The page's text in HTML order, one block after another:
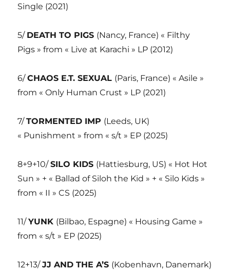
Single (2021)
5/ DEATH TO PIGS (Nancy, France) « Filthy
Pigs » from « Live at Karachi » LP (2012)
6/CHAOS E.T. SEXUAL (Paris, France) « Asile »
from « Only Human Crust » LP (2021)
7/TORMENTED IMP (Leeds, UK)
« Punishment » from « s/t » EP (2025)
8+9+10/SILO KIDS (Hattiesburg, US) « Hot Hot
Sun » + « Ballad of Siloh the Kid » + « Silo Kids »
from « II » CS (2025)
11/YUNK (Bilbao, Espagne) « Housing Game »
from « s/t » EP (2025)
12+13/JJ AND THE A’S (Kobenhavn, Danemark)